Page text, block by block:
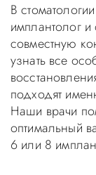
В
имплантолог
совместную
узнать все
подходят
Наши врачи
оптимальный
6 или 8